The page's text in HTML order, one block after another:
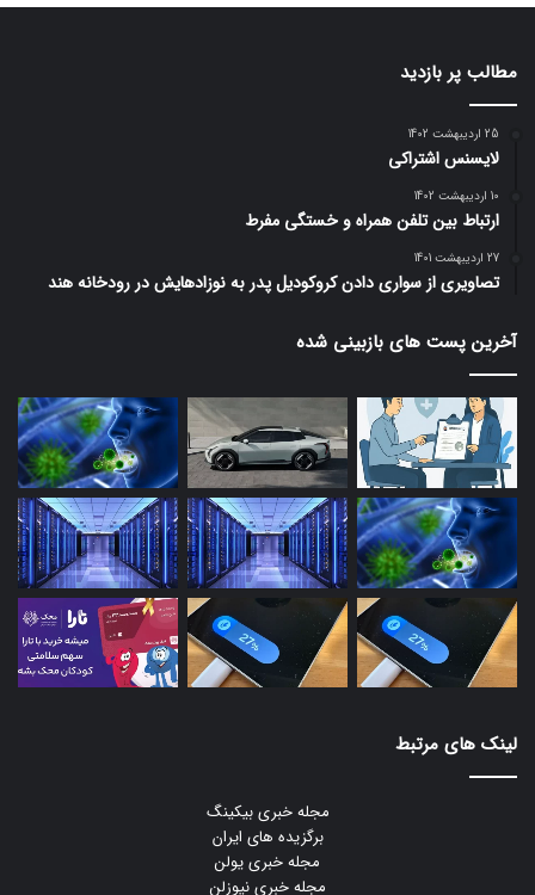
مطالب پر بازدید
25 اردیبهشت 1402
لایسنس اشتراکی
10 اردیبهشت 1402
ارتباط بین تلفن همراه و خستگی مفرط
27 اردیبهشت 1401
تصاویری از سواری دادن کروکودیل پدر به نوزادهایش در رودخانه هند
آخرین پست های بازبینی شده
لینک های مرتبط
مجله خبری بیکینگ
برگزیده های ایران
مجله خبری یولن
مجله خبری نیوزلن